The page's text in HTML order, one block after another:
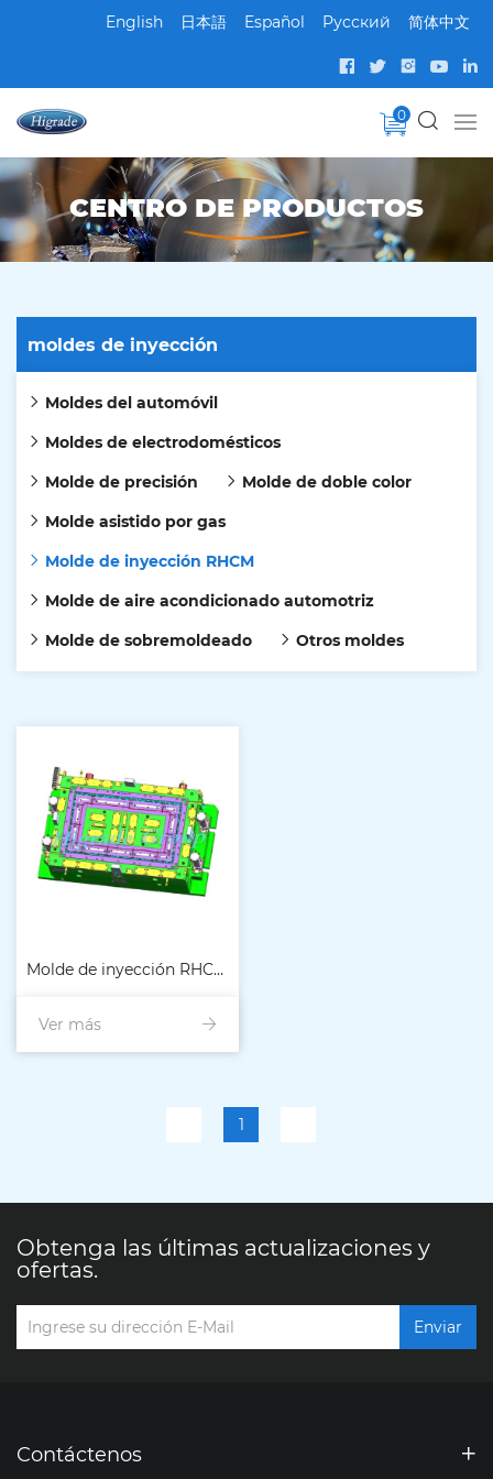
English 日本語 Español Pусский 简体中文
0
CENTRO DE PRODUCTOS
moldes de inyección
Moldes del automóvil
Moldes de electrodomésticos
Molde de precisión
Molde de doble color
Molde asistido por gas
Molde de inyección RHCM
Molde de aire acondicionado automotriz
Molde de sobremoldeado
Otros moldes
Molde de inyección RHCM
, aplicado al marco de la
Ver más
1
Obtenga las últimas actualizaciones y
ofertas.
Enviar
Contáctenos